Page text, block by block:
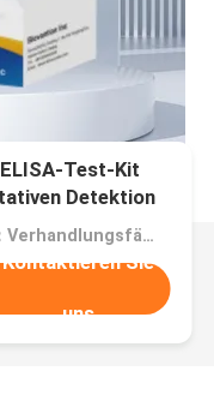
Test-Kit
Detektion
Preis：Verhandlungsfähig
Kontaktieren Sie
uns